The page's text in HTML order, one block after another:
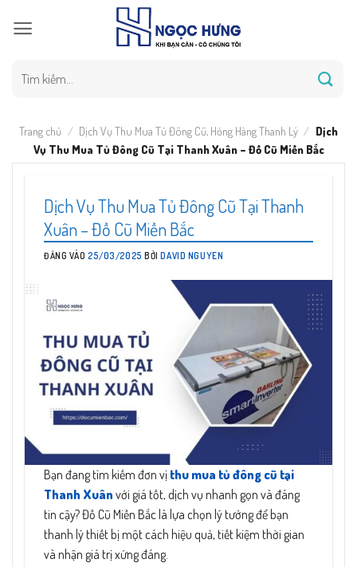
qua
kiếm:
Trang chủ / Dịch Vụ Thu Mua Tủ Đông Cũ, Hỏng Hàng Thanh Lý / Dịch
Vụ Thu Mua Tủ Đông Cũ Tại Thanh Xuân – Đồ Cũ Miền Bắc
Dịch Vụ Thu Mua Tủ Đông Cũ Tại Thanh
Xuân – Đồ Cũ Miền Bắc
ĐĂNG VÀO25/03/2025 BỞIDAVID NGUYEN
Bạn đang tìm kiếm đơn vị thu mua tủ đông cũ tại
Thanh Xuân với giá tốt, dịch vụ nhanh gọn và đáng
tin cậy? Đồ Cũ Miền Bắc là lựa chọn lý tưởng để bạn
thanh lý thiết bị một cách hiệu quả, tiết kiệm thời gian
và nhận giá trị xứng đáng.